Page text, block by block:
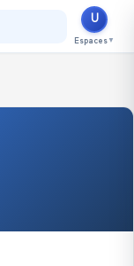
Se connecter
U
Espaces ▼